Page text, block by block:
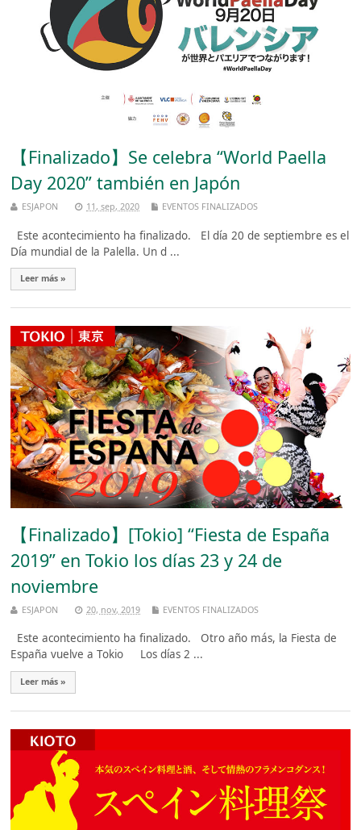
【Finalizado】Se celebra “World Paella
Day 2020” también en Japón
ESJAPON 11, sep, 2020 EVENTOS FINALIZADOS
Este acontecimiento ha finalizado. El día 20 de septiembre es el
Día mundial de la Palella. Un d ...
Leer más »
【Finalizado】[Tokio] “Fiesta de España
2019” en Tokio los días 23 y 24 de
noviembre
ESJAPON 20, nov, 2019 EVENTOS FINALIZADOS
Este acontecimiento ha finalizado. Otro año más, la Fiesta de
España vuelve a Tokio Los días 2 ...
Leer más »